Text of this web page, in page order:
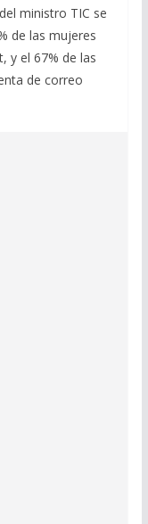
ministro TIC se
de las mujeres
y el 67% de las
de correo